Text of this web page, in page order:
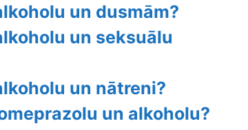
un dusmām?
un seksuālu
un nātreni?
un alkoholu?